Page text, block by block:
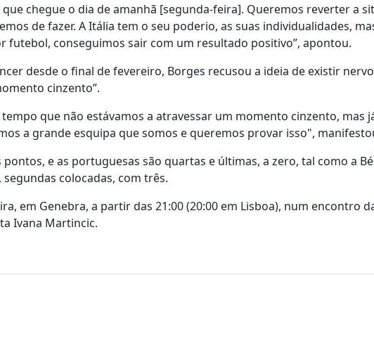
chegue o dia de amanhã [segunda-feira]. Queremos reverter a
de fazer. A Itália tem o seu poderio, as suas individualidades,
futebol, conseguimos sair com um resultado positivo”, apontou.
desde o final de fevereiro, Borges recusou a ideia de existir
cinzento”.
que não estávamos a atravessar um momento cinzento, mas
a grande esquipa que somos e queremos provar isso",
e as portuguesas são quartas e últimas, a zero, tal como a
colocadas, com três.
em Genebra, a partir das 21:00 (20:00 em Lisboa), num encontro
Ivana Martincic.